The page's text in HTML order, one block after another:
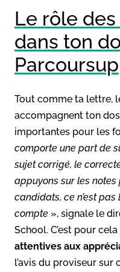
Le rôle
dans ton
Parcoursup
Tout comme ta lettre,
accompagnent ton
importantes pour les
comporte une part de
sujet corrigé, le
appuyons sur les
candidats, ce n’est
compte », signale le
School. C’est pour
attentives aux
l’avis du proviseur